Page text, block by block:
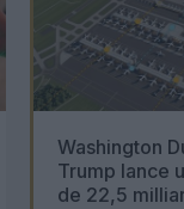
Washington
Trump lance
de 22,5